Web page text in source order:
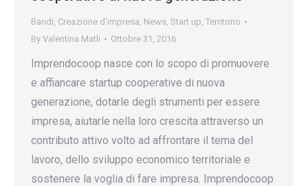
Bandi, Creazione d’impresa, News, Start up, Territorio
By Valentina Matli Ottobre 31, 2016
Imprendocoop nasce con lo scopo di promuovere
e affiancare startup cooperative di nuova
generazione, dotarle degli strumenti per essere
impresa, aiutarle nella loro crescita attraverso un
contributo attivo volto ad affrontare il tema del
lavoro, dello sviluppo economico territoriale e
sostenere la voglia di fare impresa. Imprendocoop